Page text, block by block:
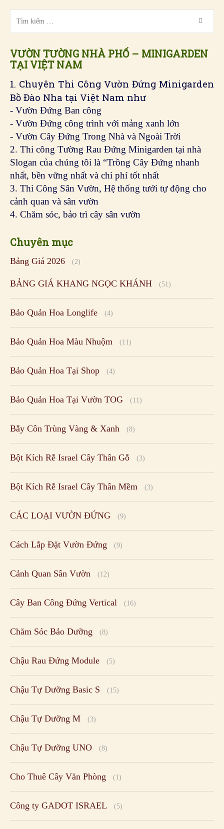
VƯỜN TƯỜNG NHÀ PHỐ – MINIGARDEN
TẠI VIỆT NAM
1. Chuyên Thi Công Vườn Đứng Minigarden
Bồ Đào Nha tại Việt Nam như
- Vườn Đứng Ban công
- Vườn Đứng công trình với mảng xanh lớn
- Vườn Cây Đứng Trong Nhà và Ngoài Trời
2. Thi công Tường Rau Đứng Minigarden tại nhà
Slogan của chúng tôi là “Trồng Cây Đứng nhanh
nhất, bền vững nhất và chi phí tốt nhất
3. Thi Công Sân Vườn, Hệ thống tưới tự động cho
cảnh quan và sân vườn
4. Chăm sóc, bảo trì cây sân vườn
Chuyên mục
Bảng Giá 2026 (2)
BẢNG GIÁ KHANG NGỌC KHÁNH (51)
Bảo Quản Hoa Longlife (4)
Bảo Quản Hoa Màu Nhuộm (11)
Bảo Quản Hoa Tại Shop (4)
Bảo Quản Hoa Tại Vườn TOG (11)
Bẫy Côn Trùng Vàng & Xanh (8)
Bột Kích Rễ Israel Cây Thân Gỗ (3)
Bột Kích Rễ Israel Cây Thân Mềm (3)
CÁC LOẠI VƯỜN ĐỨNG (9)
Cách Lắp Đặt Vườn Đứng (9)
Cảnh Quan Sân Vườn (12)
Cây Ban Công Đứng Vertical (16)
Chăm Sóc Bảo Dưỡng (8)
Chậu Rau Đứng Module (5)
Chậu Tự Dưỡng Basic S (15)
Chậu Tự Dưỡng M (3)
Chậu Tự Dưỡng UNO (8)
Cho Thuê Cây Văn Phòng (1)
Công ty GADOT ISRAEL (5)